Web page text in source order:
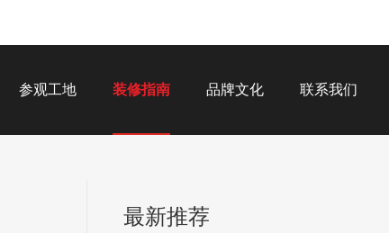
参观工地 装修指南 品牌文化 联系我们
最新推荐